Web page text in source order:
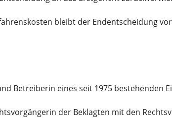
bleibt der Endentscheidung
Betreiberin eines seit 1975 bestehenden
der Beklagten mit den